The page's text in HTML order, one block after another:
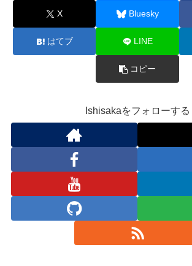
X Bluesky
はてブ LINE
コピー
Ishisakaをフォローする